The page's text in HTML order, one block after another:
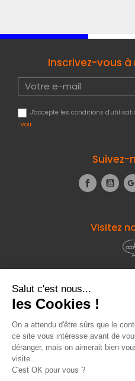
Inscrivez-vous
J'accepte les conditions
: voir
Suivez-
Visitez
À propos de
Fourniresto
Entre vous